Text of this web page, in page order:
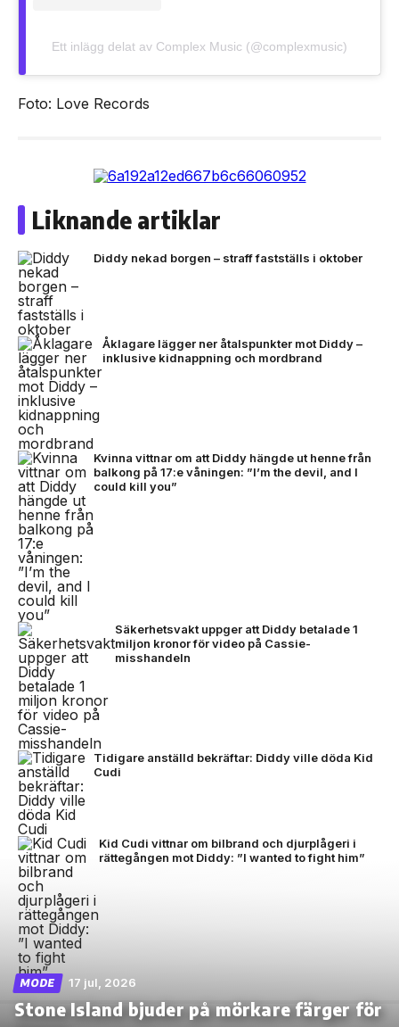
Ett inlägg delat av Complex Music (@complexmusic)
Foto: Love Records
Liknande artiklar
Diddy nekad borgen – straff fastställs i oktober
Åklagare lägger ner åtalspunkter mot Diddy –
inklusive kidnappning och mordbrand
Kvinna vittnar om att Diddy hängde ut henne från
balkong på 17:e våningen: ”I’m the devil, and I
could kill you”
Säkerhetsvakt uppger att Diddy betalade 1
miljon kronor för video på Cassie-
misshandeln
Tidigare anställd bekräftar: Diddy ville döda Kid
Cudi
Kid Cudi vittnar om bilbrand och djurplågeri i
rättegången mot Diddy: ”I wanted to fight him”
MODE 17 jul, 2026
Stone Island bjuder på mörkare färger för